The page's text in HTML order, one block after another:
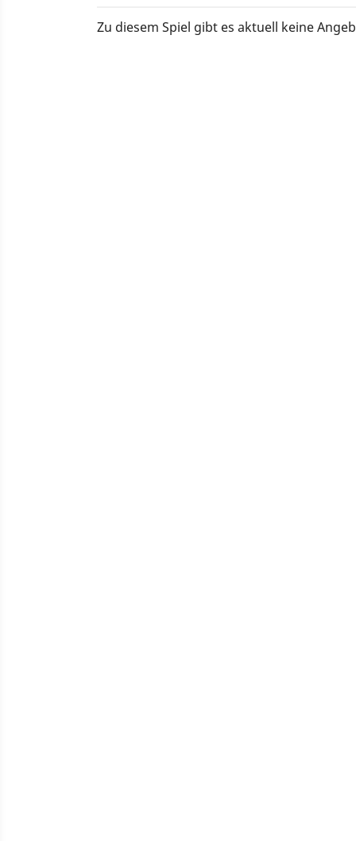
Zu diesem Spiel gibt es aktuell keine